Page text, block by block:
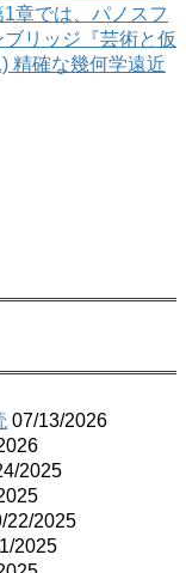
章では、パノスフ
リッジ『芸術と仮
精確な幾何学遠近
07/13/2026
2025
22/2025
2025